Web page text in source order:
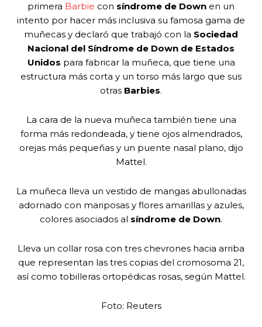
primera Barbie con síndrome de Down en un
intento por hacer más inclusiva su famosa gama de
muñecas y declaró que trabajó con la Sociedad
Nacional del Síndrome de Down de Estados
Unidos para fabricar la muñeca, que tiene una
estructura más corta y un torso más largo que sus
otras Barbies.
La cara de la nueva muñeca también tiene una
forma más redondeada, y tiene ojos almendrados,
orejas más pequeñas y un puente nasal plano, dijo
Mattel.
La muñeca lleva un vestido de mangas abullonadas
adornado con mariposas y flores amarillas y azules,
colores asociados al síndrome de Down.
Lleva un collar rosa con tres chevrones hacia arriba
que representan las tres copias del cromosoma 21,
así como tobilleras ortopédicas rosas, según Mattel.
Foto: Reuters